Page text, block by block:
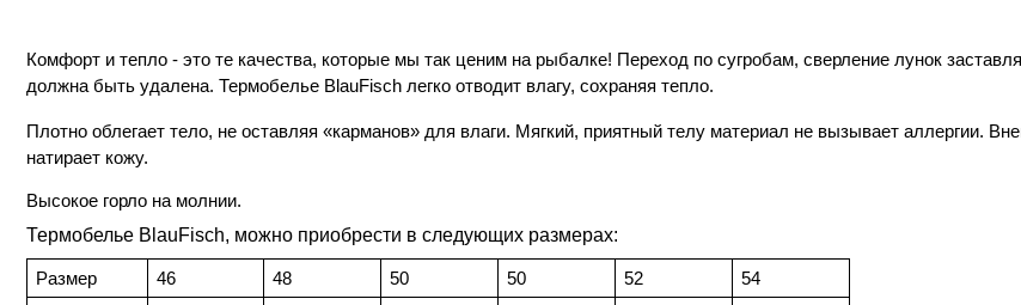
Комфорт и тепло - это те качества, которые мы так ценим на рыбалке! Переход по сугробам, сверление лунок
должна быть удалена. Термобелье BlauFisch легко отводит влагу, сохраняя тепло.
Плотно облегает тело, не оставляя «карманов» для влаги. Мягкий, приятный телу материал не вызывает аллергии.
натирает кожу.
Высокое горло на молнии.
Термобелье BlauFisch, можно приобрести в следующих размерах:
Размер 46 48 50 50 52
54